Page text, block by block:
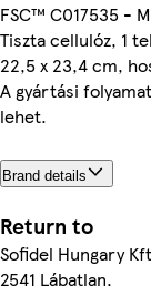
FSC™ C017535 -
Tiszta cellulóz, 1
22,5 x 23,4 cm,
A gyártási
lehet.
Brand details
Return to
Sofidel Hungary
2541 Lábatlan,